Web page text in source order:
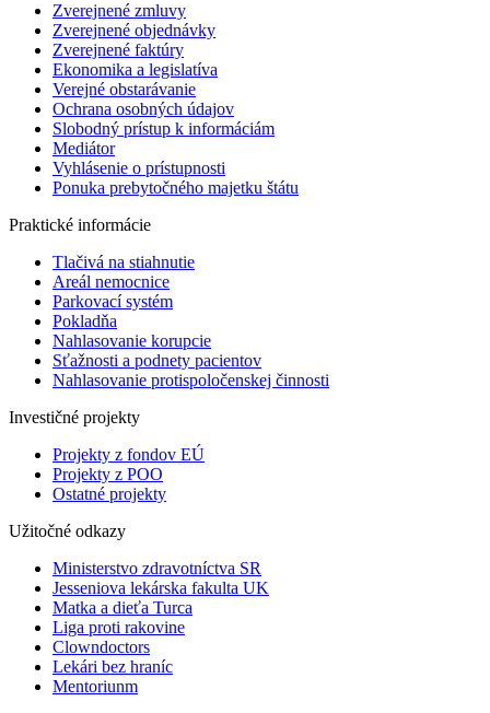
Zverejnené zmluvy
Zverejnené objednávky
Zverejnené faktúry
Ekonomika a legislatíva
Verejné obstarávanie
Ochrana osobných údajov
Slobodný prístup k informáciám
Mediátor
Vyhlásenie o prístupnosti
Ponuka prebytočného majetku štátu
Praktické informácie
Tlačivá na stiahnutie
Areál nemocnice
Parkovací systém
Pokladňa
Nahlasovanie korupcie
Sťažnosti a podnety pacientov
Nahlasovanie protispoločenskej činnosti
Investičné projekty
Projekty z fondov EÚ
Projekty z POO
Ostatné projekty
Užitočné odkazy
Ministerstvo zdravotníctva SR
Jesseniova lekárska fakulta UK
Matka a dieťa Turca
Liga proti rakovine
Clowndoctors
Lekári bez hraníc
Mentoriunm